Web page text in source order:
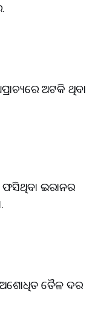
ଅଟକି ଥିବା
ଇରାନର
ଅଶୋଧିତ ତୈଳ ଦର